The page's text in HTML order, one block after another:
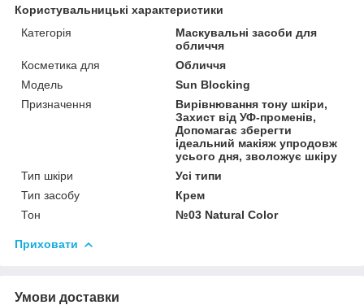
Користувальницькі характеристики
Категорія
Маскувальні засоби для
обличчя
Косметика для
Обличчя
Мoдель
Sun Blocking
Призначення
Вирівнювання тону шкіри,
Захист від УФ-променів,
Допомагає зберегти
ідеальний макіяж упродовж
усього дня, зволожує шкіру
Тип шкіри
Усі типи
Тип засобу
Крем
Тон
№03 Natural Color
Приховати
Умови доставки